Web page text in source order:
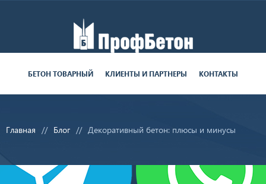
Работаем пн-пт с 9:00 до 19:00
поставки круглосуточно
БЕТОН ТОВАРНЫЙ КЛИЕНТЫ И ПАРТНЕРЫ КОНТАКТЫ
Главная Блог Декоративный бетон: плюсы и минусы